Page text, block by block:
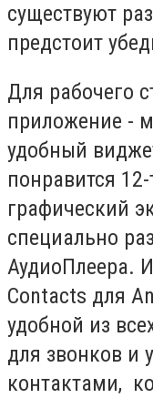
существуют
предстоит
Для рабочего
приложение -
удобный
понравится
графический
специально
АудиоПлеера.
Contacts для
удобной из
для звонков и
контактами,